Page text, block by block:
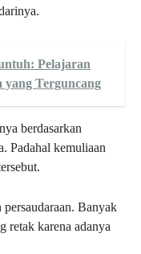
Pelajaran
yang Terguncang
berdasarkan
Padahal kemuliaan
Banyak
retak karena adanya